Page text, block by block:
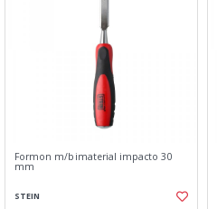
Formon m/bimaterial impacto 30
mm
STEIN